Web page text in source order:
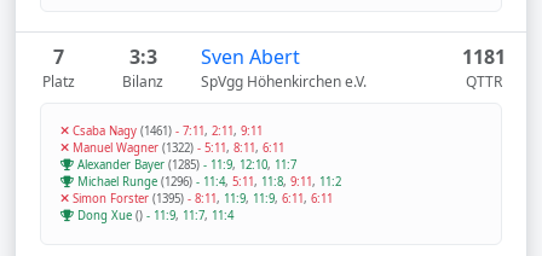
7
Platz
3:3
Bilanz
Sven Abert
SpVgg Höhenkirchen e.V.
1181
QTTR
Csaba Nagy (1461) - 7:11, 2:11, 9:11
Manuel Wagner (1322) - 5:11, 8:11, 6:11
Alexander Bayer (1285) - 11:9, 12:10, 11:7
Michael Runge (1296) - 11:4, 5:11, 11:8, 9:11, 11:2
Simon Forster (1395) - 8:11, 11:9, 11:9, 6:11, 6:11
Dong Xue () - 11:9, 11:7, 11:4